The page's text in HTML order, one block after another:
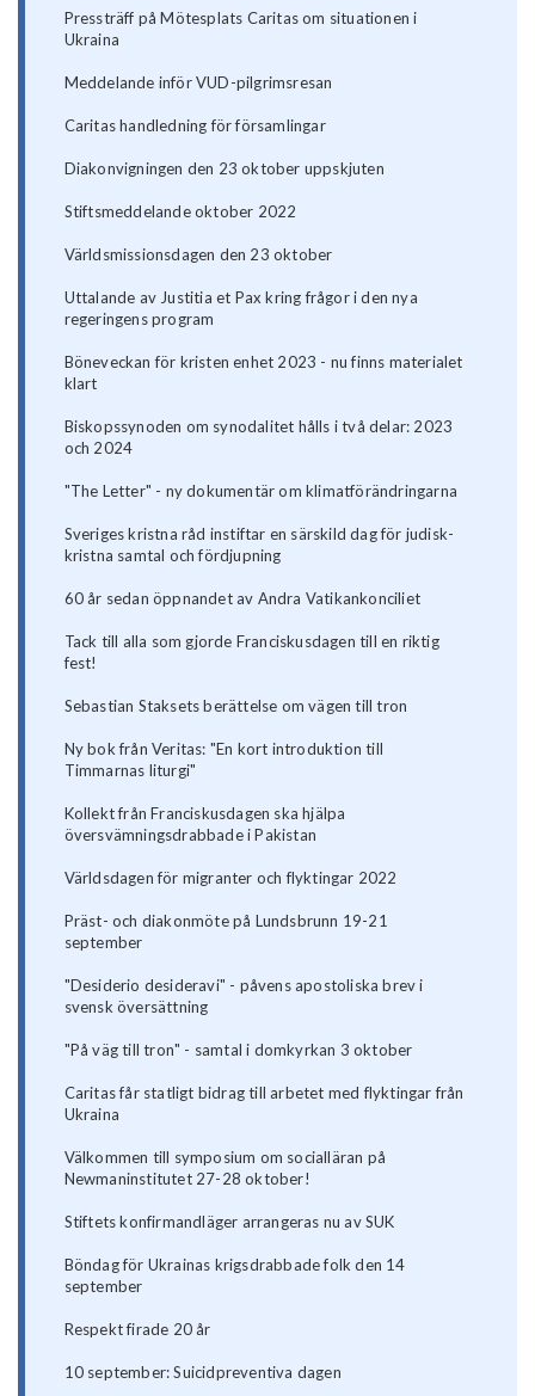
Pressträff på Mötesplats Caritas om situationen i
Ukraina
Meddelande inför VUD-pilgrimsresan
Caritas handledning för församlingar
Diakonvigningen den 23 oktober uppskjuten
Stiftsmeddelande oktober 2022
Världsmissionsdagen den 23 oktober
Uttalande av Justitia et Pax kring frågor i den nya
regeringens program
Böneveckan för kristen enhet 2023 - nu finns materialet
klart
Biskopssynoden om synodalitet hålls i två delar: 2023
och 2024
"The Letter" - ny dokumentär om klimatförändringarna
Sveriges kristna råd instiftar en särskild dag för judisk-
kristna samtal och fördjupning
60 år sedan öppnandet av Andra Vatikankonciliet
Tack till alla som gjorde Franciskusdagen till en riktig
fest!
Sebastian Staksets berättelse om vägen till tron
Ny bok från Veritas: "En kort introduktion till
Timmarnas liturgi"
Kollekt från Franciskusdagen ska hjälpa
översvämningsdrabbade i Pakistan
Världsdagen för migranter och flyktingar 2022
Präst- och diakonmöte på Lundsbrunn 19-21
september
"Desiderio desideravi" - påvens apostoliska brev i
svensk översättning
"På väg till tron" - samtal i domkyrkan 3 oktober
Caritas får statligt bidrag till arbetet med flyktingar från
Ukraina
Välkommen till symposium om socialläran på
Newmaninstitutet 27-28 oktober!
Stiftets konfirmandläger arrangeras nu av SUK
Böndag för Ukrainas krigsdrabbade folk den 14
september
Respekt firade 20 år
10 september: Suicidpreventiva dagen